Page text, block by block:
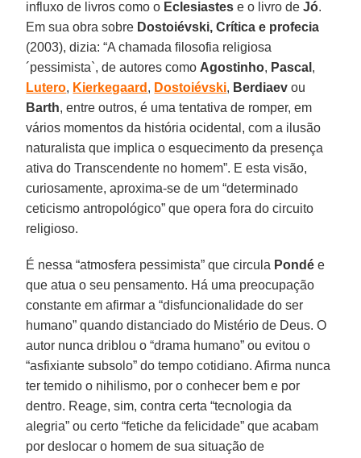
influxo de livros como o Eclesiastes e o livro deJó.
Em sua obra sobre Dostoiévski, Crítica e profecia
(2003), dizia: “A chamada filosofia religiosa
´pessimista`, de autores como Agostinho, Pascal ,
Lutero, Kierkegaard , Dostoiévski, Berdiaev ou
Barth, entre outros, é uma tentativa de romper, em
vários momentos da história ocidental, com a ilusão
naturalista que implica o esquecimento da presença
ativa do Transcendente no homem”. E esta visão,
curiosamente, aproxima-se de um “determinado
ceticismo antropológico” que opera fora do circuito
religioso.
É nessa “atmosfera pessimista” que circula Pondé e
que atua o seu pensamento. Há uma preocupação
constante em afirmar a “disfuncionalidade do ser
humano” quando distanciado do Mistério de Deus. O
autor nunca driblou o “drama humano” ou evitou o
“asfixiante subsolo” do tempo cotidiano. Afirma nunca
ter temido o nihilismo, por o conhecer bem e por
dentro. Reage, sim, contra certa “tecnologia da
alegria” ou certo “fetiche da felicidade” que acabam
por deslocar o homem de sua situação de